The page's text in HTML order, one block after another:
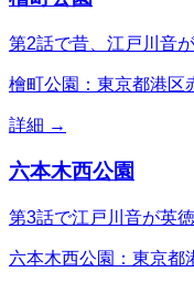
第2話で昔、江戸川音
檜町公園：東京都港区
詳細 →
六本木西公園
第3話で江戸川音が英
六本木西公園：東京都